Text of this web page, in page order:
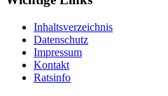
Inhaltsverzeichnis
Datenschutz
Impressum
Kontakt
Ratsinfo